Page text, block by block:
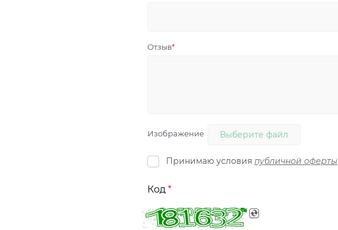
Отзыв
Изображение Выберите файл
Принимаю условия публичной оферты
Код